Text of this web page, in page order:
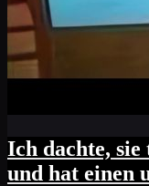
Ich dachte,
und hat einen